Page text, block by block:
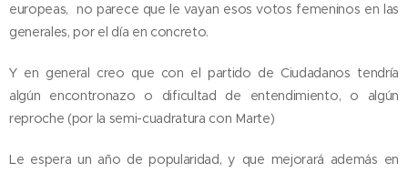
europeas, no parece que le vayan esos votos femeninos en las
generales, por el día en concreto.
Y en general creo que con el partido de Ciudadanos tendría
algún encontronazo o dificultad de entendimiento, o algún
reproche (por la semi-cuadratura con Marte)
Le espera un año de popularidad, y que mejorará además en